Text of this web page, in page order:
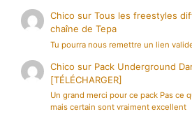
Chico surTous les freestyles
chaîne de Tepa
Tu pourra nous remettre un lien
Chico sur Pack Underground
[TÉLÉCHARGER]
Un grand merci pour ce pack Pas ce
mais certain sont vraiment excellent